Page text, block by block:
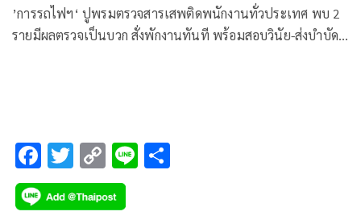
’การรถไฟฯ‘ ปูพรมตรวจสารเสพติดพนักงานทั่วประเทศ พบ 2
รายมีผลตรวจเป็นบวก สั่งพักงานทันที พร้อมสอบวินัย-ส่งบำบัด
F
ac
e
T
wi
tt
C
o
p
Li